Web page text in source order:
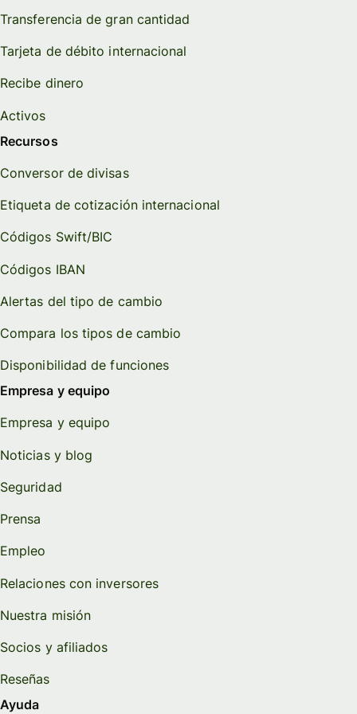
Transferencia de gran cantidad
Tarjeta de débito internacional
Recibe dinero
Activos
Recursos
Conversor de divisas
Etiqueta de cotización internacional
Códigos Swift/BIC
Códigos IBAN
Alertas del tipo de cambio
Compara los tipos de cambio
Disponibilidad de funciones
Empresa y equipo
Empresa y equipo
Noticias y blog
Seguridad
Prensa
Empleo
Relaciones con inversores
Nuestra misión
Socios y afiliados
Reseñas
Ayuda